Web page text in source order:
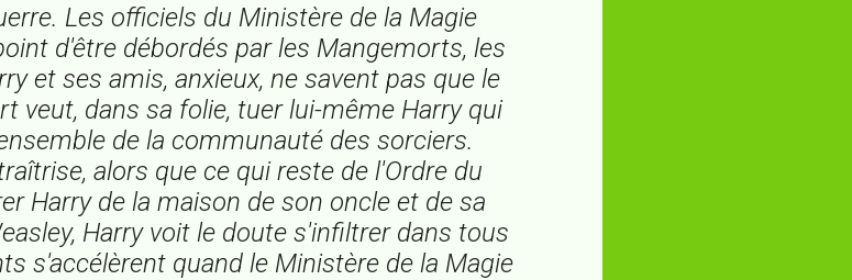
Les officiels du Ministère de la Magie
d'être débordés par les Mangemorts, les
et ses amis, anxieux, ne savent pas que le
veut, dans sa folie, tuer lui-même Harry qui
de la communauté des sorciers.
alors que ce qui reste de l'Ordre du
Harry de la maison de son oncle et de sa
Harry voit le doute s'infiltrer dans tous
s'accélèrent quand le Ministère de la Magie